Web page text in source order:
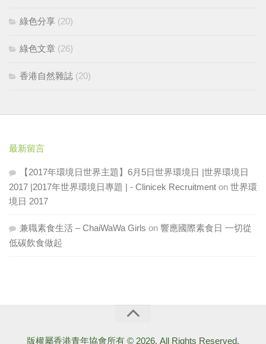
綠色分享 (20)
綠色文章 (26)
香港自然雜誌 (20)
最新留言
【2017年環境日世界主題】6月5日世界環境日 |世界環境日
2017 |2017年世界環境日專題 | - Clinicek Recruitment on 世界環
境日 2017
兼職素食生活 – ChaiWaWa Girls on 響應國際素食日 一切從
低碳飲食做起
版權屬香港青年協會所有 © 2026. All Rights Reserved.